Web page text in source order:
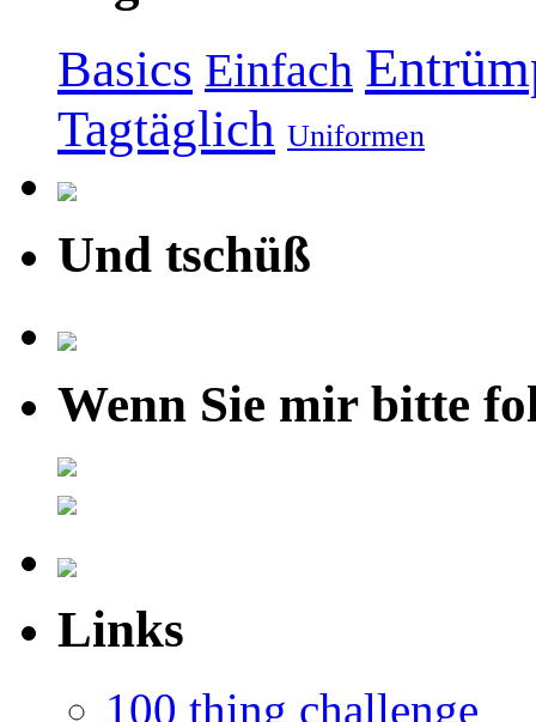
Basics Einfach
Tagtäglich Uniformen
Und tschüß
Wenn Sie mir bitte
Links
100 thing challenge